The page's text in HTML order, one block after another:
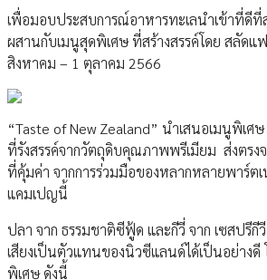
เพื่อมอบประสบการณ์อาหารทะเลนำเข้าที่ดีที่
ผสานกับเมนูสุดพิเศษ ที่สร้างสรรค์โดย สลัด
สิงหาคม – 1 ตุลาคม 2566
“Taste of New Zealand” นำเสนอเมนูพิเศ
ที่รังสรรค์จากวัตถุดิบคุณภาพพรีเมียม ส่งตรง
ที่คุ้มค่า จากการร่วมมือของหลากหลายพาร์ต
แคมเปญนี้
ปลา จาก ธรรมชาติซีฟู้ด และกีวี่ จาก เซสปรี
เสียงเป็นตัวแทนของนิวซีแลนด์ได้เป็นอย่างดี
พิเศษ ดังนี้